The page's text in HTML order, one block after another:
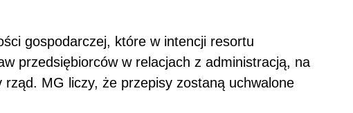
gospodarczej, które w intencji resortu
przedsiębiorców w relacjach z administracją, na
MG liczy, że przepisy zostaną uchwalone